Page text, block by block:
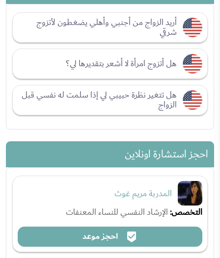
أريد الزواج من أجنبي وأهلي يضغطون لأتزوج
شرقي
هل أتزوج امرأة لا أشعر بتقديرها لي؟
هل تتغير نظرة حبيبي لي إذا سلمت له نفسي قبل
الزواج
احجز استشارة اونلاين
المدربة مريم غوث
التخصص:الإرشاد النفسي للنساء المعنفات
احجز موعد